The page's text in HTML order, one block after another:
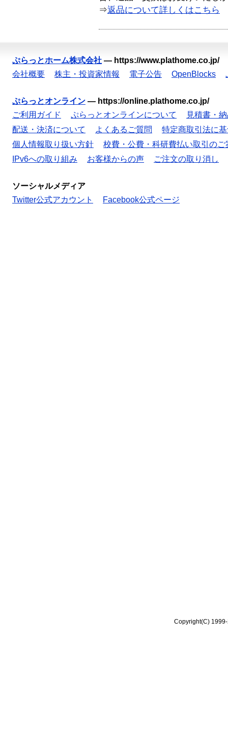
⇒返品について詳しくはこちら
ぷらっとホーム株式会社 — https://www.plathome.co.jp/
会社概要
株主・投資家情報 電子公告 OpenBlocks
ぷらっとオンライン — https://online.plathome.co.jp/
ご利用ガイド
ぷらっとオンラインについて
見積書・
配送・決済について
よくあるご質問
特定商取引法に
個人情報取り扱い方針
校費・公費・科研費払い取引のご
IPv6への取り組み
お客様からの声 ご注文の取り消し
ソーシャルメディア
Twitter公式アカウント
Facebook公式ページ
Copyright(C)